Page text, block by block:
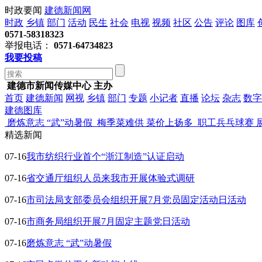
时政要闻 建德新闻网
时政 乡镇 部门 活动 民生 社会 电视 视频 社区 公告 评论 图库
0571-58318323
举报电话：
0571-64734823
我要投稿
建德市新闻传媒中心 主办
首页 建德新闻 网视 乡镇 部门 专题 小记者 直播 论坛 杂志 数
建德图库
磨炼意志 “武”动暑假 梅季菜难供 菜价上扬多 职工兵乓球赛
精选新闻
07-16我市纺织行业首个“浙江制造”认证启动
07-16省交通厅组织人员来我市开展体验式调研
07-16市司法局支部委员会组织开展7月党员固定活动日活动
07-16市商务局组织开展7月固定主题党日活动
07-16磨炼意志 “武”动暑假